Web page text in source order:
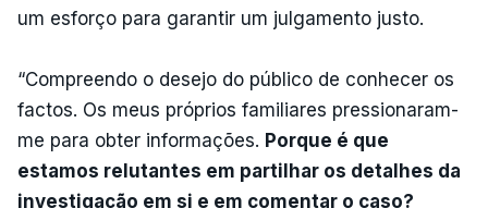
um esforço para garantir um julgamento justo.
“Compreendo o desejo do público de conhecer os
factos. Os meus próprios familiares pressionaram-
me para obter informações. Porque é que
estamos relutantes em partilhar os detalhes da
investigação em si e em comentar o caso?